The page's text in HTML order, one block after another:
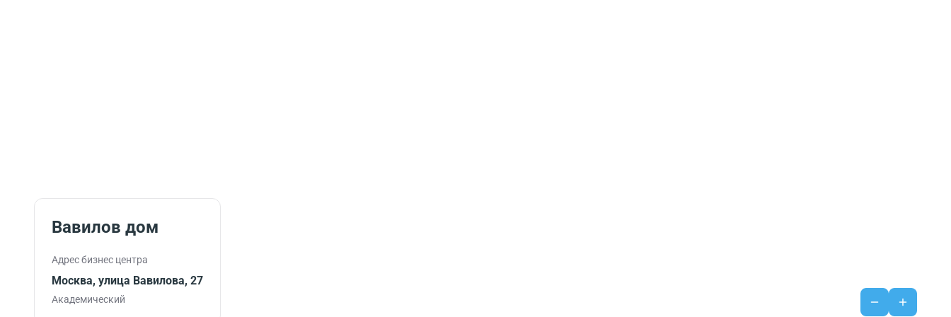
Вавилов дом
Адрес бизнес центра
Москва, улица Вавилова, 27
Академический